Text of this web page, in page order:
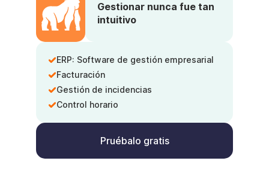
Gestionar nunca fue tan
intuitivo
ERP: Software de gestión empresarial
Facturación
Gestión de incidencias
Control horario
Pruébalo gratis